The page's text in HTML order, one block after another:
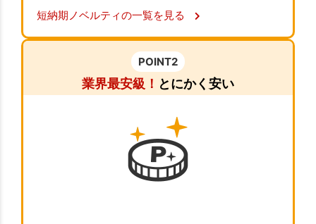
短納期ノベルティの一覧を見る
POINT2
業界最安級！ とにかく安い